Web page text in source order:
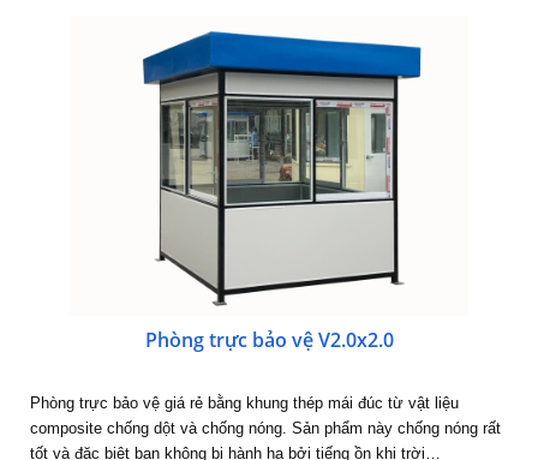
Phòng trực bảo vệ V2.0x2.0
Phòng trực bảo vệ giá rẻ bằng khung thép mái đúc từ vật liệu
composite chống dột và chống nóng. Sản phẩm này chống nóng rất
tốt và đặc biệt bạn không bị hành hạ bởi tiếng ồn khi trời…